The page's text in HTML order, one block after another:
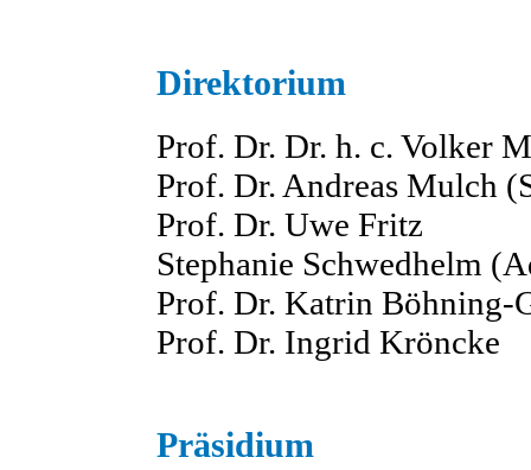
Direktorium
Prof. Dr. Dr. h. c. Volker
Prof. Dr. Andreas Mulch
Prof. Dr. Uwe Fritz
Stephanie Schwedhelm
Prof. Dr. Katrin Böhning-
Prof. Dr. Ingrid Kröncke
Präsidium